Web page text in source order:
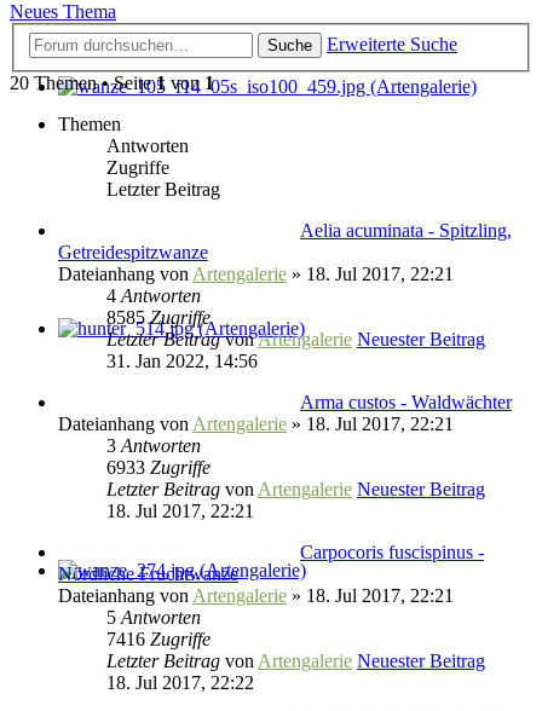
Neues Thema
Suche
Erweiterte Suche
20 Themen • Seite1 von 1
Themen
Antworten
Zugriffe
Letzter Beitrag
Aelia acuminata - Spitzling,
Getreidespitzwanze
Dateianhang von Artengalerie » 18. Jul 2017, 22:21
4 Antworten
8585Zugriffe
Letzter BeitragvonArtengalerie Neuester Beitrag
31. Jan 2022, 14:56
Arma custos - Waldwächter
Dateianhang von Artengalerie » 18. Jul 2017, 22:21
3 Antworten
6933 Zugriffe
Letzter Beitrag von Artengalerie Neuester Beitrag
18. Jul 2017, 22:21
Carpocoris fuscispinus -
Nördliche Fruchtwanze
Dateianhang von Artengalerie » 18. Jul 2017, 22:21
5 Antworten
7416 Zugriffe
Letzter Beitrag von Artengalerie Neuester Beitrag
18. Jul 2017, 22:22